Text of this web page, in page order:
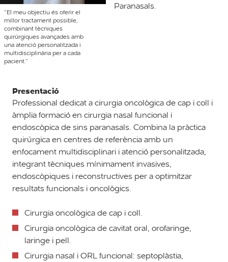
“El meu objectiu és oferir el
millor tractament possible,
combinant tècniques
quirúrgiques avançades amb
una atenció personalitzada i
multidisciplinària per a cada
pacient.”
Paranasals.
Presentació
Professional dedicat a cirurgia oncològica de cap i coll i
àmplia formació en cirurgia nasal funcional i
endoscòpica de sins paranasals. Combina la pràctica
quirúrgica en centres de referència amb un
enfocament multidisciplinari i atenció personalitzada,
integrant tècniques mínimament invasives,
endoscòpiques i reconstructives per a optimitzar
resultats funcionals i oncològics.
Cirurgia oncològica de cap i coll.
Cirurgia oncològica de cavitat oral, orofaringe,
laringe i pell.
Cirurgia nasal i ORL funcional: septoplàstia,